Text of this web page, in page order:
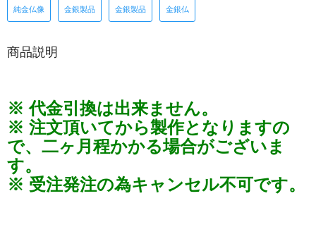
純金仏像 金銀製品 金銀製品 金銀仏
商品説明
※ 代金引換は出来ません。
※ 注文頂いてから製作となりますの
で、二ヶ月程かかる場合がございま
す。
※ 受注発注の為キャンセル不可です。